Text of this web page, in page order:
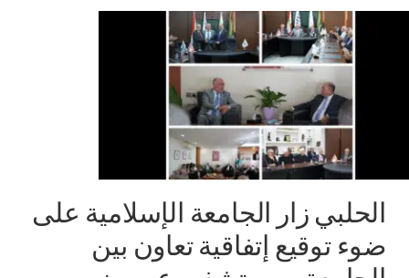
الحلبي زار الجامعة الإسلامية على
ضوء توقيع إتفاقية تعاون بين